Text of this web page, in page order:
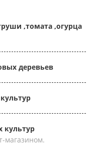
,томата ,огурца
деревьев
магазином.